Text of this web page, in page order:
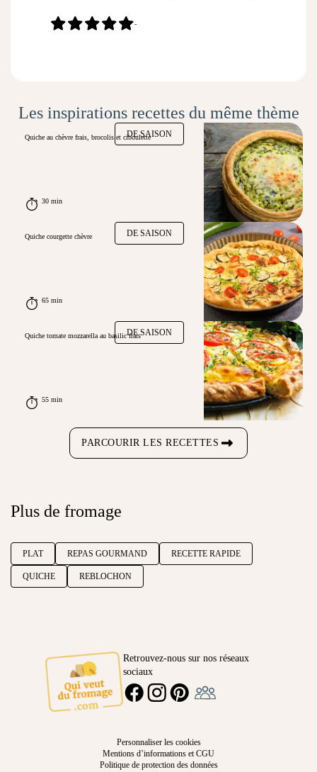
-
Les inspirations recettes du même thème
DE SAISON
Quiche au chèvre frais, brocolis et ciboulette
30 min
DE SAISON
Quiche courgette chèvre
65 min
DE SAISON
Quiche tomate mozzarella au basilic frais
55 min
PARCOURIR LES RECETTES
Plus de fromage
PLAT REPAS GOURMAND RECETTE RAPIDE
QUICHE REBLOCHON
Retrouvez-nous sur nos réseaux
sociaux
FACEBOOKINSTAGRAMPINTEREST
Personnaliser les cookies
Mentions d’informations et CGU
Politique de protection des données